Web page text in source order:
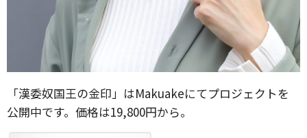
「漢委奴国王の金印」はMakuakeにてプロジェクトを
公開中です。価格は19,800円から。